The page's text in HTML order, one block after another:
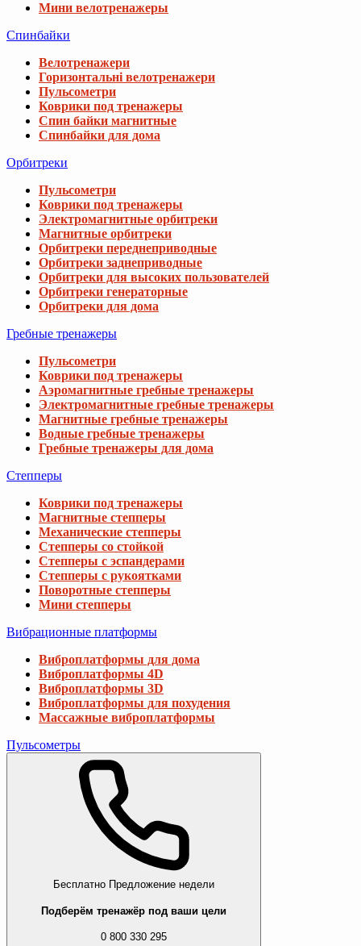
Мини велотренажеры
Спинбайки
Велотренажери
Горизонтальні велотренажери
Пульсометри
Коврики под тренажеры
Спин байки магнитные
Спинбайки для дома
Орбитреки
Пульсометри
Коврики под тренажеры
Электромагнитные орбитреки
Магнитные орбитреки
Орбитреки переднеприводные
Орбитреки заднеприводные
Орбитреки для высоких пользователей
Орбитреки генераторные
Орбитреки для дома
Гребные тренажеры
Пульсометри
Коврики под тренажеры
Аэромагнитные гребные тренажеры
Электромагнитные гребные тренажеры
Магнитные гребные тренажеры
Водные гребные тренажеры
Гребные тренажеры для дома
Степперы
Коврики под тренажеры
Магнитные степперы
Механические степперы
Степперы со стойкой
Степперы с эспандерами
Степперы с рукоятками
Поворотные степперы
Мини степперы
Вибрационные платформы
Виброплатформы для дома
Виброплатформы 4D
Виброплатформы 3D
Виброплатформы для похудения
Массажные виброплатформы
Пульсометры
Бесплатно Предложение недели
Подберём тренажёр под ваши цели
0 800 330 295